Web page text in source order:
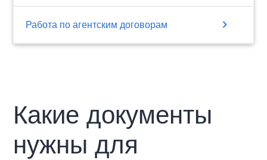
Работа по агентским договорам chevron_right
Какие документы
нужны для